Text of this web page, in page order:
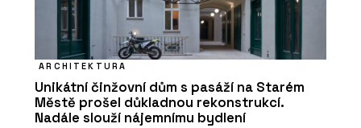
ARCHITEKTURA
Unikátní činžovní dům s pasáží na Starém
Městě prošel důkladnou rekonstrukcí.
Nadále slouží nájemnímu bydlení